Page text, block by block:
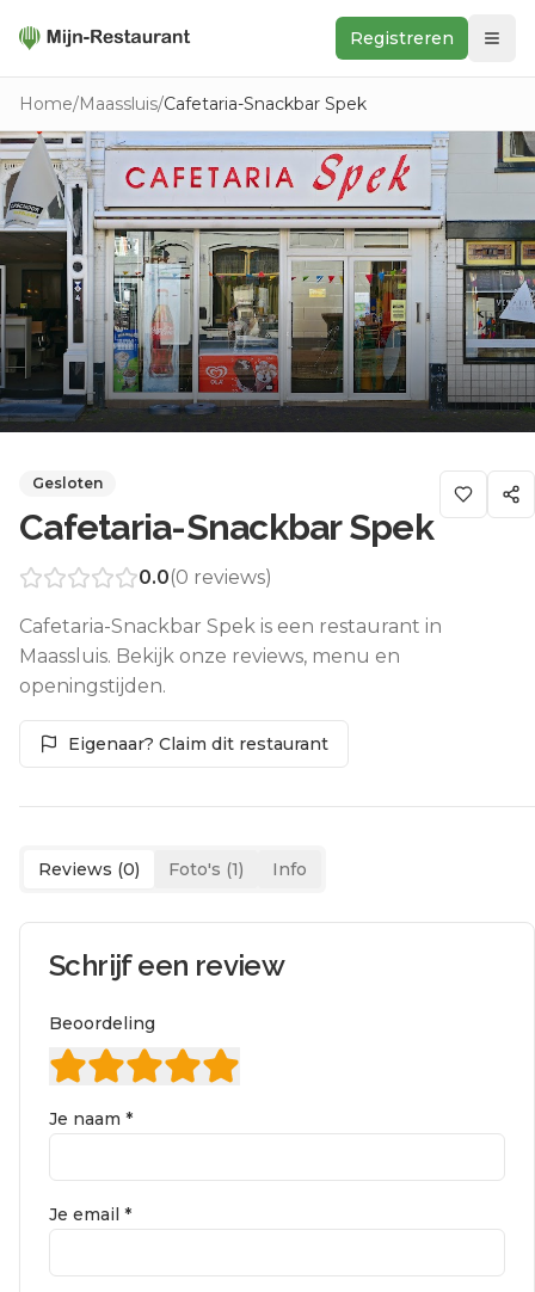
Registreren
Zoeken
In de buurt
Ontdek
Keukens
Foodwall
Reviews
Home/Maassluis/Cafetaria-Snackbar Spek
Gesloten
Cafetaria-Snackbar Spek
0.0(0 reviews)
Cafetaria-Snackbar Spek is een restaurant in
Maassluis. Bekijk onze reviews, menu en
openingstijden.
Eigenaar? Claim dit restaurant
Reviews (0) Foto's (1) Info
Schrijf een review
Beoordeling
Je naam *
Je email *